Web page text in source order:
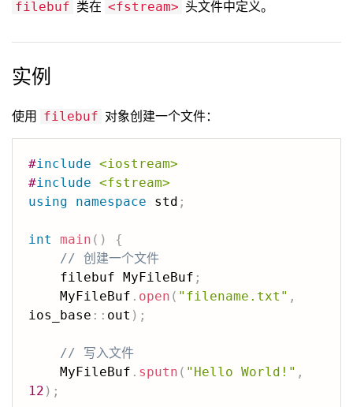
filebuf 类在 <fstream> 头文件中定义。
实例
使用 filebuf 对象创建一个文件：
#include <iostream>
#include <fstream>
using
namespace std ;
int main ( )
{
// 创建一个文件
    filebuf MyFileBuf
;
    MyFileBuf
. open ( "filename.txt" ,
ios_base :: out ) ;
// 写入文件
    MyFileBuf
. sputn ( "Hello World!" ,
12 ) ;